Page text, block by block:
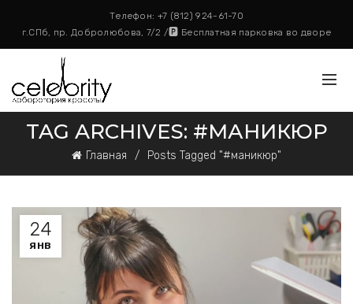
Телефон: +7 (812) 924-61-70
г.СПб, пр. Добролюбова, 7/2 /🅿️ Бесплатная парковка во дворе
TAG ARCHIVES: #МАНИКЮР
Главная Posts Tagged "#маникюр"
24
ЯНВ